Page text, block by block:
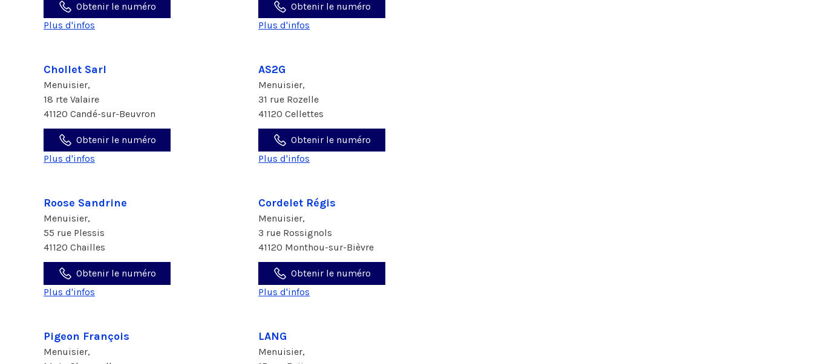
Obtenir le numéro
Plus d'infos
Obtenir le numéro
Plus d'infos
Chollet Sarl
Menuisier,
18 rte Valaire
41120 Candé-sur-Beuvron
Obtenir le numéro
Plus d'infos
AS2G
Menuisier,
31 rue Rozelle
41120 Cellettes
Obtenir le numéro
Plus d'infos
Roose Sandrine
Menuisier,
55 rue Plessis
41120 Chailles
Obtenir le numéro
Plus d'infos
Cordelet Régis
Menuisier,
3 rue Rossignols
41120 Monthou-sur-Bièvre
Obtenir le numéro
Plus d'infos
Pigeon François
Menuisier,
LANG
Menuisier,